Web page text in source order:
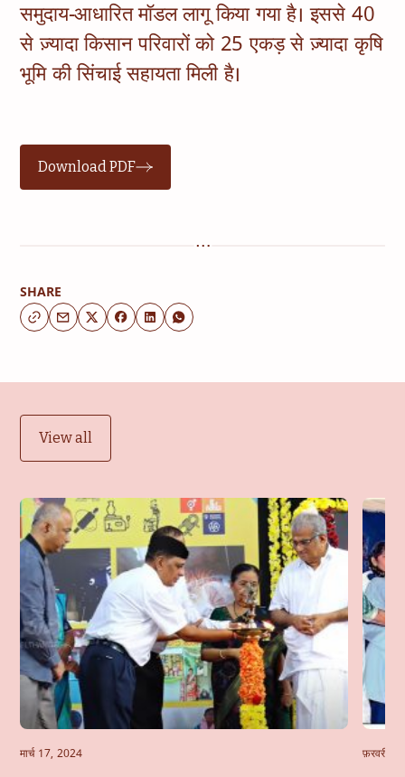
समुदाय-आधारित मॉडल लागू किया गया है। इससे 40
से ज़्यादा किसान परिवारों को 25 एकड़ से ज़्यादा कृषि
भूमि की सिंचाई सहायता मिली है।
Download PDF
SHARE
View all
मार्च 17, 2024 फ़रवरी